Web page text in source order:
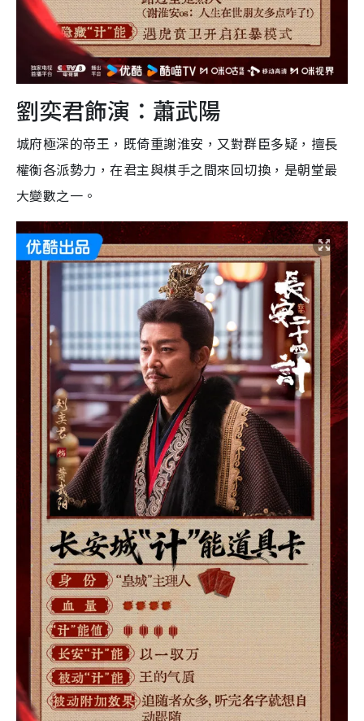
劉奕君飾演：蕭武陽
城府極深的帝王，既倚重謝淮安，又對群臣多疑，擅長
權衡各派勢力，在君主與棋手之間來回切換，是朝堂最
大變數之一。​